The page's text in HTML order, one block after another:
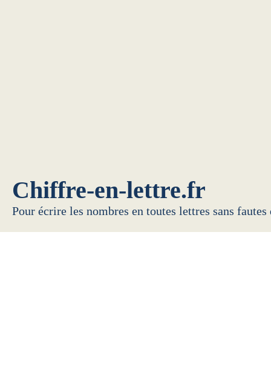
Chiffre-en-lettre.fr
Pour écrire les nombres en toutes lettres sans